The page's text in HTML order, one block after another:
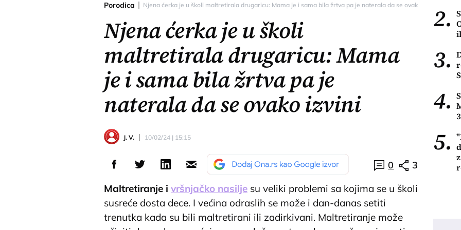
Porodica Njena ćerka je u školi maltretirala drugaricu: Mama je i sama bila žrtva pa je naterala da se ovako izvini - Ona.rs
Njena ćerka je u školi
maltretirala drugaricu: Mama
je i sama bila žrtva pa je
naterala da se ovako izvini
J. V. 10/02/24 | 15:15
0 3
Maltretiranje i vršnjačko nasilje su veliki problemi sa kojima se u školi
susreće dosta dece. I većina odraslih se može i dan-danas setiti
trenutka kada su bili maltretirani ili zadirkivani. Maltretiranje može
2.
3.
4.
5.